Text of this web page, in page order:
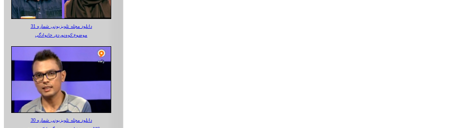
دانلود مجله تلویزیونی شماره 31
موضوع:کوه‌نوردی خانوادگی
دانلود مجله تلویزیونی شماره 30